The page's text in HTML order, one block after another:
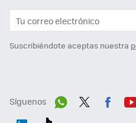
Suscribiéndote aceptas nuestra
Síguenos